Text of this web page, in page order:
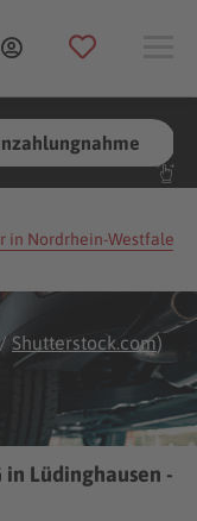
in Nordrhein-Westfalen
Shutterstock.com)
in Lüdinghausen -